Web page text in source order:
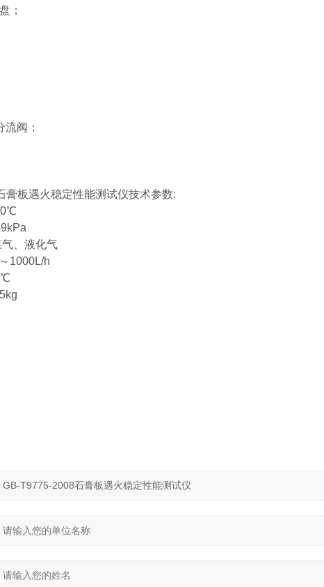
；
阀；
膏板遇火稳定性能测试仪技术参数:
、液化气
1000L/h